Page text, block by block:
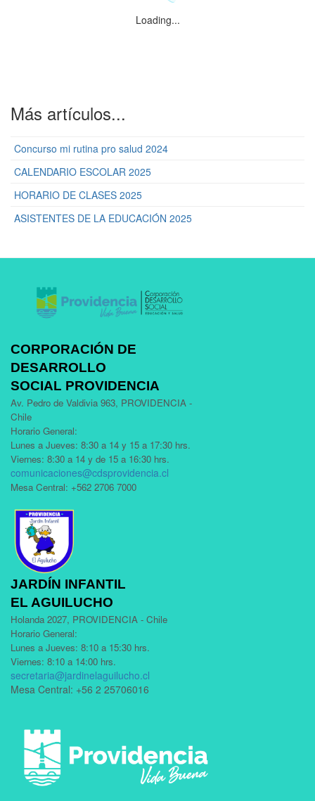
Loading...
Más artículos...
Concurso mi rutina pro salud 2024
CALENDARIO ESCOLAR 2025
HORARIO DE CLASES 2025
ASISTENTES DE LA EDUCACIÓN 2025
CORPORACIÓN DE
DESARROLLO
SOCIAL PROVIDENCIA
Av. Pedro de Valdivia 963, PROVIDENCIA -
Chile
Horario General:
Lunes a Jueves: 8:30 a 14 y 15 a 17:30 hrs.
Viernes: 8:30 a 14 y de 15 a 16:30 hrs.
comunicaciones@cdsprovidencia.cl
Mesa Central: +562 2706 7000
JARDÍN INFANTIL
EL AGUILUCHO
Holanda 2027, PROVIDENCIA - Chile
Horario General:
Lunes a Jueves: 8:10 a 15:30 hrs.
Viernes: 8:10 a 14:00 hrs.
secretaria@jardinelaguilucho.cl
Mesa Central: +56 2 25706016